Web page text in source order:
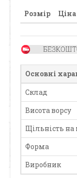
Розмір Ціна
Основні
Склад
Висота ворсу
Щільність на
Форма
Виробник